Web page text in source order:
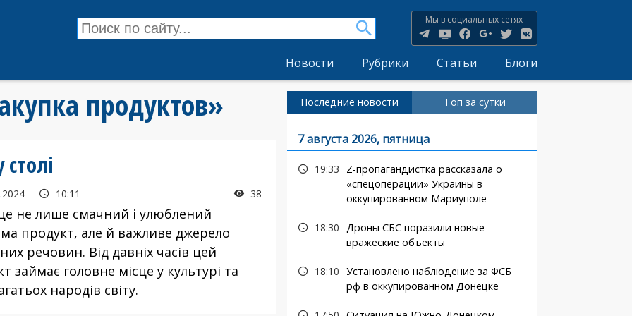
Мы в социальных сетях
Новости Рубрики Статьи Блоги
продуктов»
10:11 38
не лише смачний і улюблений
продукт, але й важливе джерело
речовин. Від давніх часів цей
займає головне місце у культурі та
народів світу.
Последние новости Топ за сутки
7 августа 2026, пятница
19:33
Z-пропагандистка рассказала о
«спецоперации» Украины в
оккупированном Мариуполе
18:30 Дроны СБС поразили новые
вражеские объекты
18:10 Установлено наблюдение за ФСБ
рф в оккупированном Донецке